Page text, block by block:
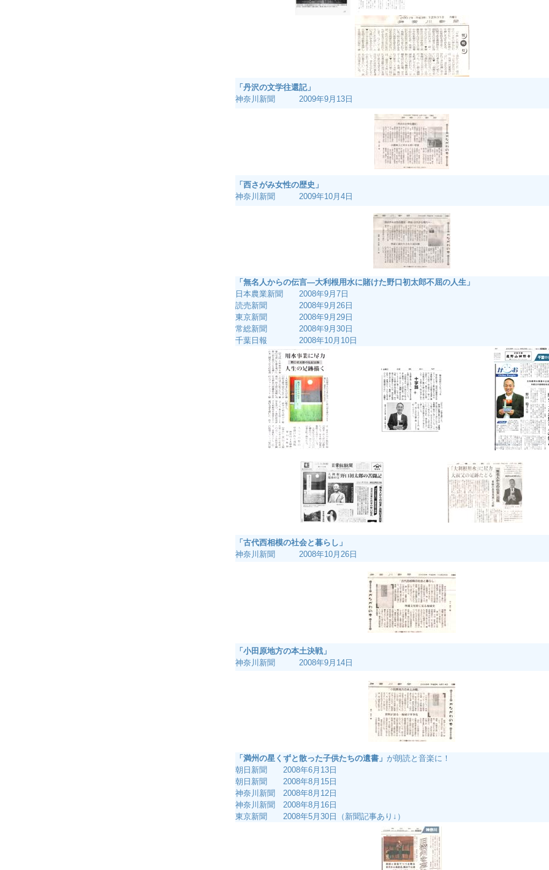
「丹沢の文学往還記」
神奈川新聞 2009年9月13日
「西さがみ女性の歴史」
神奈川新聞 2009年10月4日
「無名人からの伝言―大利根用水に賭けた野口初太郎不屈の人生」
日本農業新聞 2008年9月7日
読売新聞 2008年9月26日
東京新聞 2008年9月29日
常総新聞 2008年9月30日
千葉日報 2008年10月10日
「古代西相模の社会と暮らし」
神奈川新聞 2008年10月26日
「小田原地方の本土決戦」
神奈川新聞 2008年9月14日
「満州の星くずと散った子供たちの遺書」 が朗読と音楽に！
朝日新聞 2008年6月13日
朝日新聞 2008年8月15日
神奈川新聞 2008年8月12日
神奈川新聞 2008年8月16日
東京新聞 2008年5月30日（新聞記事あり↓）